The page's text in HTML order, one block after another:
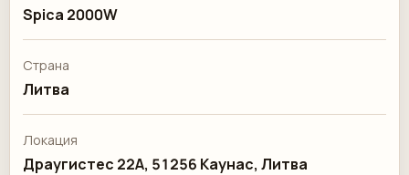
Spica 2000W
Страна
Литва
Локация
Драугистес 22А, 51256 Каунас, Литва